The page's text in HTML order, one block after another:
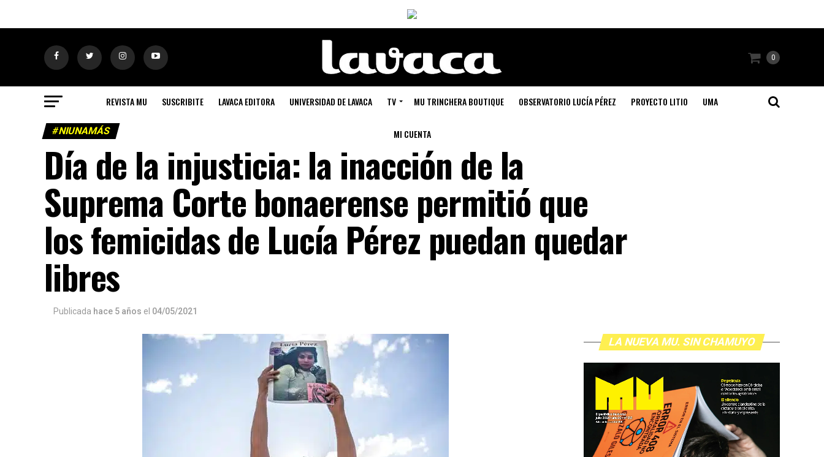
0
REVISTA MU SUSCRIBITE LAVACA EDITORA UNIVERSIDAD DE LAVACA TV MU TRINCHERA BOUTIQUE OBSERVATORIO LUCÍA PÉREZ PROYECTO LITIO UMA
MI CUENTA
#NIUNAMÁS
Día de la injusticia: la inacción de la
Suprema Corte bonaerense permitió que
los femicidas de Lucía Pérez puedan quedar
libres
Publicada hace 5 años el 04/05/2021
LA NUEVA MU. SIN CHAMUYO